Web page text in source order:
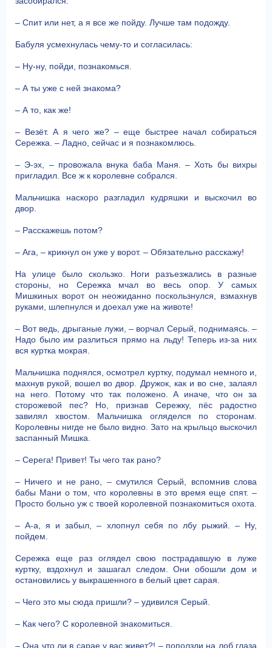
– Спит или нет, а я все же пойду. Лучше там подожду.
Бабуля усмехнулась чему-то и согласилась:
– Ну-ну, пойди, познакомься.
– А ты уже с ней знакома?
– А то, как же!
– Везёт. А я чего же? – еще быстрее начал собираться
Сережка. – Ладно, сейчас и я познакомлюсь.
– Э-эх, – провожала внука баба Маня. – Хоть бы вихры
пригладил. Все ж к королевне собрался.
Мальчишка наскоро разгладил кудряшки и выскочил во
двор.
– Расскажешь потом?
– Ага, – крикнул он уже у ворот. – Обязательно расскажу!
На улице было скользко. Ноги разъезжались в разные
стороны, но Сережка мчал во весь опор. У самых
Мишкиных ворот он неожиданно поскользнулся, взмахнув
руками, шлепнулся и доехал уже на животе!
– Вот ведь, дрыганые лужи, – ворчал Серый, поднимаясь. –
Надо было им разлиться прямо на льду! Теперь из-за них
вся куртка мокрая.
Мальчишка поднялся, осмотрел куртку, подумал немного и,
махнув рукой, вошел во двор. Дружок, как и во сне, залаял
на него. Потому что так положено. А иначе, что он за
сторожевой пес? Но, признав Сережку, пёс радостно
завилял хвостом. Мальчишка огляделся по сторонам.
Королевны нигде не было видно. Зато на крыльцо выскочил
заспанный Мишка.
– Серега! Привет! Ты чего так рано?
– Ничего и не рано, – смутился Серый, вспомнив слова
бабы Мани о том, что королевны в это время еще спят. –
Просто больно уж с твоей королевной познакомиться охота.
– А-а, я и забыл, – хлопнул себя по лбу рыжий. – Ну,
пойдем.
Сережка еще раз оглядел свою пострадавшую в луже
куртку, вздохнул и зашагал следом. Они обошли дом и
остановились у выкрашенного в белый цвет сарая.
– Чего это мы сюда пришли? – удивился Серый.
– Как чего? С королевной знакомиться.
– Она что ли в сарае у вас живет?! – поползли на лоб глаза